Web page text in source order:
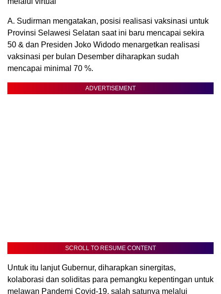
A. Sudirman mengatakan, posisi realisasi vaksinasi untuk
Provinsi Selawesi Selatan saat ini baru mencapai sekira
50 & dan Presiden Joko Widodo menargetkan realisasi
vaksinasi per bulan Desember diharapkan sudah
mencapai minimal 70 %.
ADVERTISEMENT
SCROLL TO RESUME CONTENT
Untuk itu lanjut Gubernur, diharapkan sinergitas,
kolaborasi dan soliditas para pemangku kepentingan untuk
melawan Pandemi Covid-19, salah satunya melalui